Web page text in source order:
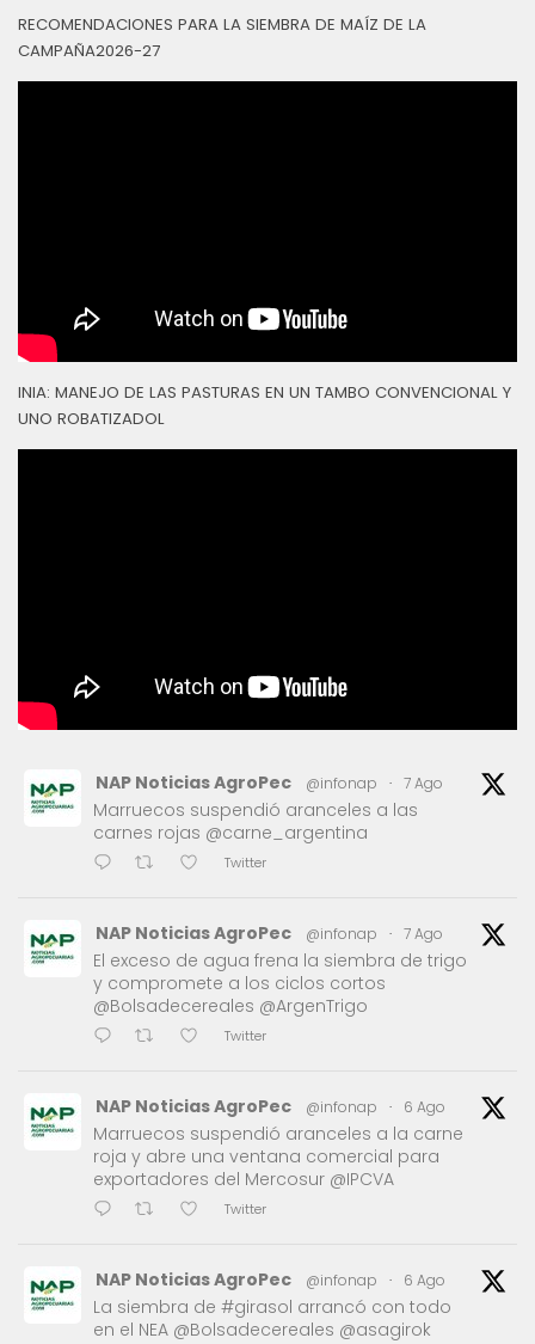
RECOMENDACIONES PARA LA SIEMBRA DE MAÍZ DE LA
CAMPAÑA2026-27
INIA: MANEJO DE LAS PASTURAS EN UN TAMBO CONVENCIONAL Y
UNO ROBATIZADOL
NAP Noticias AgroPec @infonap · 7 Ago
Marruecos suspendió aranceles a las
carnes rojas @carne_argentina
Twitter
NAP Noticias AgroPec @infonap · 7 Ago
El exceso de agua frena la siembra de trigo
y compromete a los ciclos cortos
@Bolsadecereales @ArgenTrigo
Twitter
NAP Noticias AgroPec @infonap · 6 Ago
Marruecos suspendió aranceles a la carne
roja y abre una ventana comercial para
exportadores del Mercosur @IPCVA
Twitter
NAP Noticias AgroPec @infonap · 6 Ago
La siembra de #girasol arrancó con todo
en el NEA @Bolsadecereales @asagirok